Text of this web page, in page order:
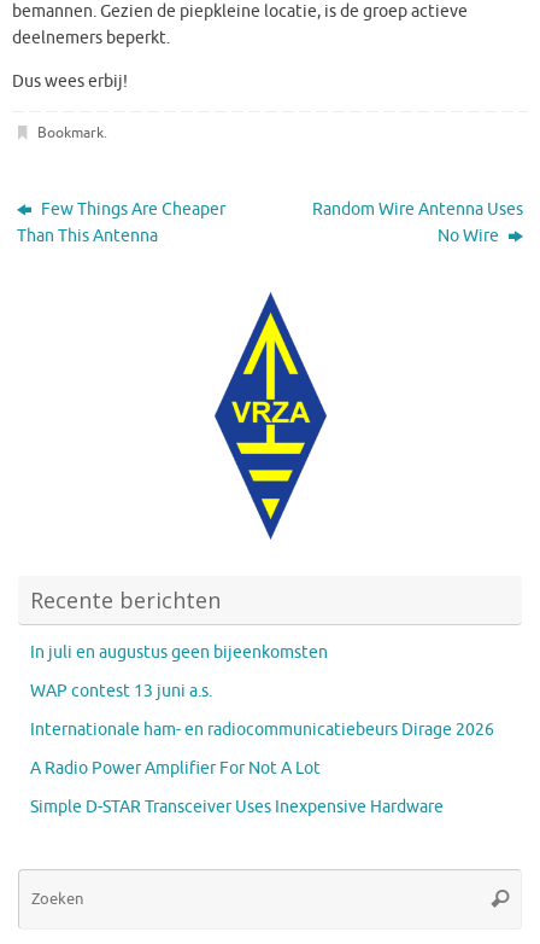
bemannen. Gezien de piepkleine locatie, is de groep actieve
deelnemers beperkt.
Dus wees erbij!
Bookmark.
Few Things Are Cheaper
Than This Antenna
Random Wire Antenna Uses
No Wire
Recente berichten
In juli en augustus geen bijeenkomsten
WAP contest 13 juni a.s.
Internationale ham- en radiocommunicatiebeurs Dirage 2026
A Radio Power Amplifier For Not A Lot
Simple D-STAR Transceiver Uses Inexpensive Hardware